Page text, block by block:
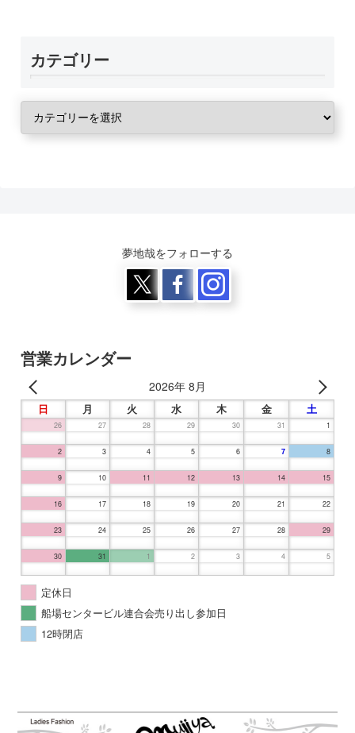
カテゴリー
夢地哉をフォローする
営業カレンダー
2026年 8月
日 月 火 水 木 金 土
26 27 28 29 30 31 1
2 3 4 5 6 7 8
9 10 11 12 13 14 15
16 17 18 19 20 21 22
23 24 25 26 27 28 29
30 31 1 2 3 4 5
定休日
船場センタービル連合会売り出し参加日
12時閉店